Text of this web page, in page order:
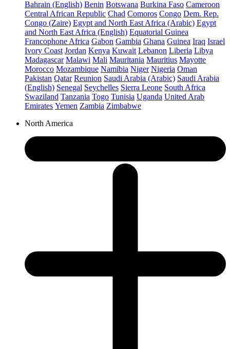
Bahrain (English) Benin Botswana Burkina Faso Cameroon
Central African Republic Chad Comoros Congo Dem. Rep.
Congo (Zaire) Egypt and North East Africa (Arabic) Egypt
and North East Africa (English) Equatorial Guinea
Francophone Africa Gabon Gambia Ghana Guinea Iraq Israel
Ivory Coast Jordan Kenya Kuwait Lebanon Liberia Libya
Madagascar Malawi Mali Mauritania Mauritius Mayotte
Morocco Mozambique Namibia Niger Nigeria Oman
Pakistan Qatar Reunion Saudi Arabia (Arabic) Saudi Arabia
(English) Senegal Seychelles Sierra Leone South Africa
Swaziland Tanzania Togo Tunisia Uganda United Arab
Emirates Yemen Zambia Zimbabwe
North America